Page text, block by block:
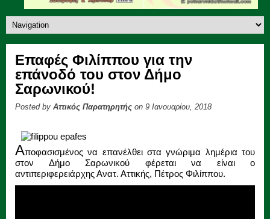
Eπαφές Φιλίππου για την
επάνοδό του στον Δήμο
Σαρωνικού!
Posted by Αττικός Παρατηρητής on 9 Ιανουαρίου, 2018
Aποφασισμένος να επανέλθει στα γνώριμα λημέρια του
στον Δήμο Σαρωνικού φέρεται να είναι ο
αντιπεριφερειάρχης Ανατ. Αττικής, Πέτρος Φιλίππου.